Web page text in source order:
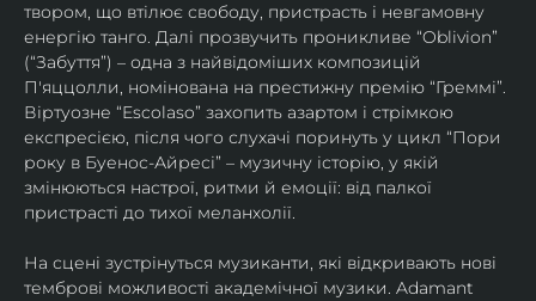
твором, що втілює свободу, пристрасть і невгамовну
енергію танго. Далі прозвучить проникливе “Oblivion”
(“Забуття”) – одна з найвідоміших композицій
П'яццолли, номінована на престижну премію “Греммі”.
Віртуозне “Escolaso” захопить азартом і стрімкою
експресією, після чого слухачі поринуть у цикл “Пори
року в Буенос-Айресі” – музичну історію, у якій
змінюються настрої, ритми й емоції: від палкої
пристрасті до тихої меланхолії.
На сцені зустрінуться музиканти, які відкривають нові
темброві можливості академічної музики. Adamant